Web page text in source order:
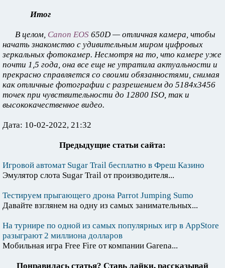
Итог
В целом, Canon EOS 650D — отличная камера, чтобы
начать знакомство с удивительным миром цифровых
зеркальных фотокамер. Несмотря на то, что камере уже
почти 1,5 года, она все еще не утратила актуальности и
прекрасно справляется со своими обязанностями, снимая
как отличные фотографии с разрешением до 5184х3456
точек при чувствительности до 12800 ISO, так и
высококачественное видео.
Дата: 10-02-2022, 21:32
Предыдущие статьи сайта:
Игровой автомат Sugar Trail бесплатно в Фреш Казино
Эмулятор слота Sugar Trail от производителя...
Тестируем прыгающего дрона Parrot Jumping Sumo
Давайте взглянем на одну из самых занимательных...
На турнире по одной из самых популярных игр в AppStore
разыграют 2 миллиона долларов
Мобильная игра Free Fire от компании Garena...
Понравилась статья? Ставь лайки, рассказывай